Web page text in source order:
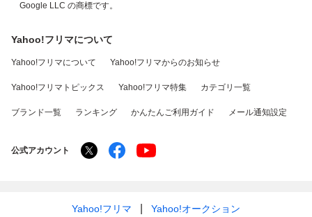
Google LLC の商標です。
Yahoo!フリマについて
Yahoo!フリマについて Yahoo!フリマからのお知らせ
Yahoo!フリマトピックス Yahoo!フリマ特集 カテゴリ一覧
ブランド一覧 ランキング かんたんご利用ガイド メール通知設定
公式アカウント
Yahoo!フリマ Yahoo!オークション